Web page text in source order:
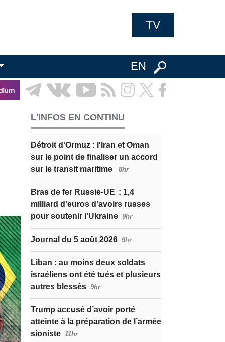
TV
EN
L'INFOS EN CONTINU
Détroit d'Ormuz : l'Iran et Oman
sur le point de finaliser un accord
sur le transit maritime
8hr
Bras de fer Russie-UE : 1,4
milliard d’euros d’avoirs russes
pour soutenir l’Ukraine 9hr
Journal du 5 août 2026 9hr
Liban : au moins deux soldats
israéliens ont été tués et plusieurs
autres blessés 9hr
Trump accusé d’avoir porté
atteinte à la préparation de l’armée
sioniste 11hr